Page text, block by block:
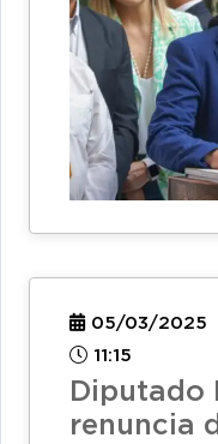
05/03/2025
11:15
Diputado
renuncia